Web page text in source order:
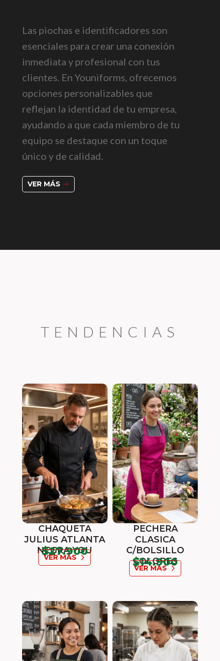
Las piochas e identificadores son
esenciales para crear una conexión
inmediata y profesional con tus
clientes. En Youniforms, ofrecemos
opciones personalizables que
reflejan la identidad de tu empresa,
ayudando a que cada miembro de tu
equipo se destaque con un toque
único y de calidad.
VER MÁS
TENDENCIAS
CHAQUETA
JULIUS ATLANTA
NEGRA YOU
$27.900
VER MÁS
PECHERA
CLASICA
C/BOLSILLO
COLORES
$14.900
VER MÁS